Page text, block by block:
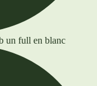
un full en blanc